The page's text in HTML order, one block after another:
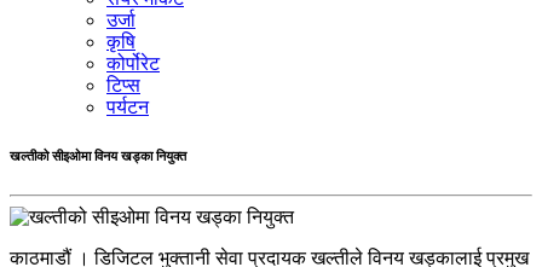
उर्जा
कृषि
कोर्पोरेट
टिप्स
पर्यटन
खल्तीको सीइओमा विनय खड्का नियुक्त
काठमाडौं । डिजिटल भुक्तानी सेवा प्रदायक खल्तीले विनय खड्कालाई प्रमुख